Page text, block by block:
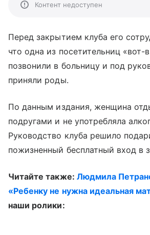
Контент недоступен
Перед закрытием клуба его
что одна из посетительниц «вот-
позвонили в больницу и под
приняли роды.
По данным издания, женщина
подругами и не употребляла
Руководство клуба решило
пожизненный бесплатный вход в
Читайте также: Людмила
«Ребенку не нужна идеальная
наши ролики: